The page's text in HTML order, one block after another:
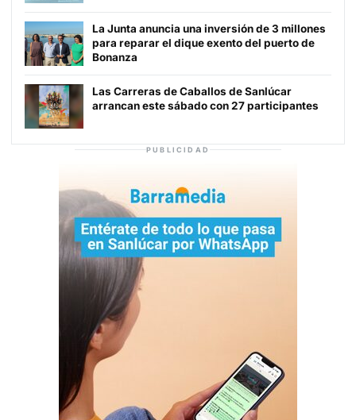
La Junta anuncia una inversión de 3 millones
para reparar el dique exento del puerto de
Bonanza
Las Carreras de Caballos de Sanlúcar
arrancan este sábado con 27 participantes
PUBLICIDAD